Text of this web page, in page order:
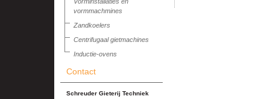
vormmachmines
Zandkoelers
Centrifugaal gietmachines
Inductie-ovens
Contact
Schreuder Gieterij Techniek